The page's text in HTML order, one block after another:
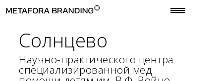
Солнцево
Научно-практического центра
специализированной мед